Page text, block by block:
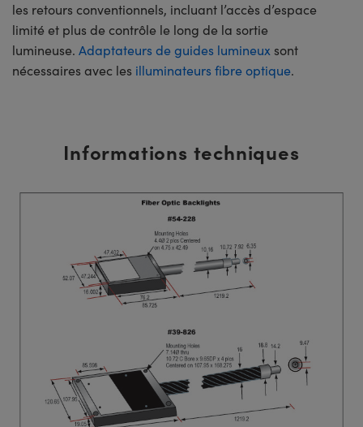
les retours conventionnels, incluant l’accès d’espace
limité et plus de contrôle le long de la sortie
lumineuse. Adaptateurs de guides lumineux sont
nécessaires avec les illuminateurs fibre optique.
Informations techniques